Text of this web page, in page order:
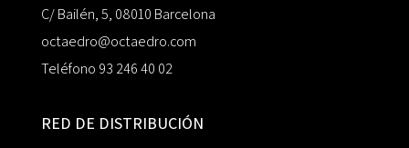
C/ Bailén, 5, 08010 Barcelona
octaedro@octaedro.com
Teléfono 93 246 40 02
RED DE DISTRIBUCIÓN